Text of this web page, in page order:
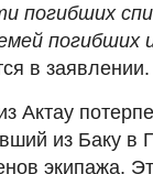
погибших
погибших
в заявлении.
Актау
из Баку в
экипажа.